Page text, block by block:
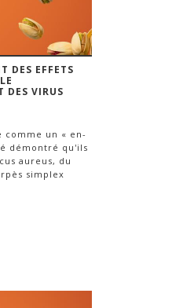
DES EFFETS
DES VIRUS
comme un « en-
démontré qu'ils
aureus, du
simplex